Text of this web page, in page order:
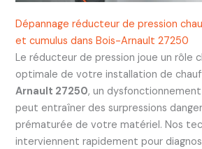
Dépannage réducteur de pression
et cumulus dans Bois-Arnault 27250
Le réducteur de pression joue un rôle
optimale de votre installation de
Arnault 27250, un
peut entraîner des surpressions
prématurée de votre matériel. Nos
interviennent rapidement pour